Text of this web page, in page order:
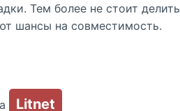
Тем более не стоит делить
шансы на совместимость.
Litnet